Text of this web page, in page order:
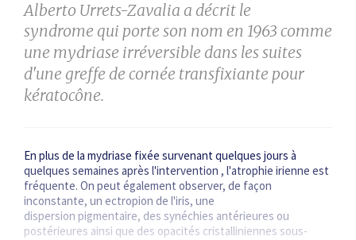
Alberto Urrets-Zavalia a décrit le
syndrome qui porte son nom en 1963 comme
une mydriase irréversible dans les suites
d'une greffe de cornée transfixiante pour
kératocône.
En plus de la mydriase fixée survenant quelques jours à
quelques semaines après l'intervention , l'atrophie irienne est
fréquente. On peut également observer, de façon
inconstante, un ectropion de l'iris, une
dispersion pigmentaire, des synéchies antérieures ou
postérieures ainsi que des opacités cristalliniennes sous-